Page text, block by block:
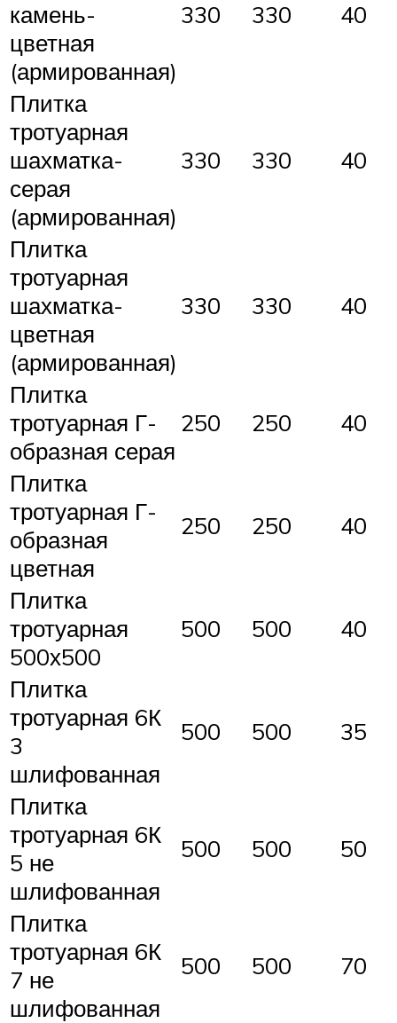
камень-
цветная
(армированная)
330 330 40
Плитка
тротуарная
шахматка-
серая
(армированная)
330 330 40
Плитка
тротуарная
шахматка-
цветная
(армированная)
330 330 40
Плитка
тротуарная Г-
образная серая
250 250 40
Плитка
тротуарная Г-
образная
цветная
250 250 40
Плитка
тротуарная
500х500
500 500 40
Плитка
тротуарная 6К
3
шлифованная
500 500 35
Плитка
тротуарная 6К
5 не
шлифованная
500 500 50
Плитка
тротуарная 6К
7 не
шлифованная
500 500 70